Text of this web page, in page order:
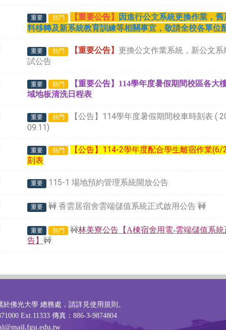
重要 熱門 【重要公告】
因進行公文系統更換作業，
料移轉及新系統教育訓練等相關事宜，敬請全校各單位
重要 熱門 【重要公告】 更換公文作業系統，新公文系
試公告
重要 熱門
【重要公告】114學年度暑假期間校區各大
域地板清洗日程表
重要 熱門
【公告】114學年度暑假期間校車時刻表 (
09.11)
重要 熱門
【公告】114-2學年度配合學生離宿作業
刻表
重要 115-1 場地預約管理系統開放公告
重要 🚧香雲居宿舍雲端儲值系統正式啟用公告 🚧
重要 熱門 🚧林美寮公告【A棟宿舍用電-雲端儲值系統
告】 🚧
於佛光大學 總務處，請詳見使用規則 。
Ext.11333 傳真：886-3-9874804